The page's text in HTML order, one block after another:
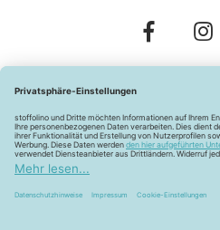
Widerrufsbelehrung
Barrierefreiheitserklärung